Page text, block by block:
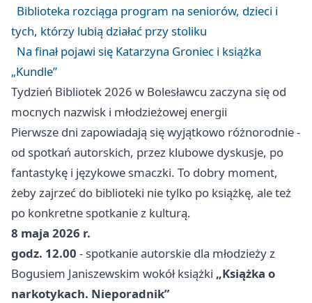
Biblioteka rozciąga program na seniorów, dzieci i
tych, którzy lubią działać przy stoliku
Na finał pojawi się Katarzyna Groniec i książka
„Kundle”
Tydzień Bibliotek 2026 w Bolesławcu zaczyna się od
mocnych nazwisk i młodzieżowej energii
Pierwsze dni zapowiadają się wyjątkowo różnorodnie -
od spotkań autorskich, przez klubowe dyskusje, po
fantastykę i językowe smaczki. To dobry moment,
żeby zajrzeć do biblioteki nie tylko po książkę, ale też
po konkretne spotkanie z kulturą.
8 maja 2026 r.
godz. 12.00 - spotkanie autorskie dla młodzieży z
Bogusiem Janiszewskim wokół książki „Książka o
narkotykach. Nieporadnik”